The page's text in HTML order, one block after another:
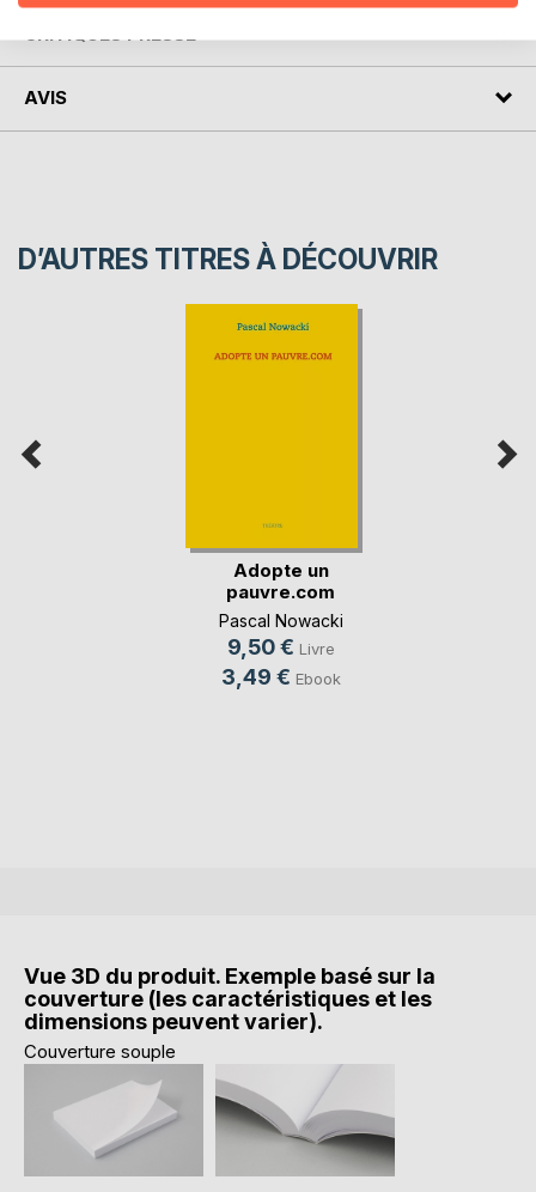
CRITIQUES PRESSE
AVIS
D’AUTRES TITRES À DÉCOUVRIR
Adopte un
pauvre.com
Pascal Nowacki
9,50 € Livre
3,49 € Ebook
Vue 3D du produit. Exemple basé sur la
couverture (les caractéristiques et les
dimensions peuvent varier).
Couverture souple